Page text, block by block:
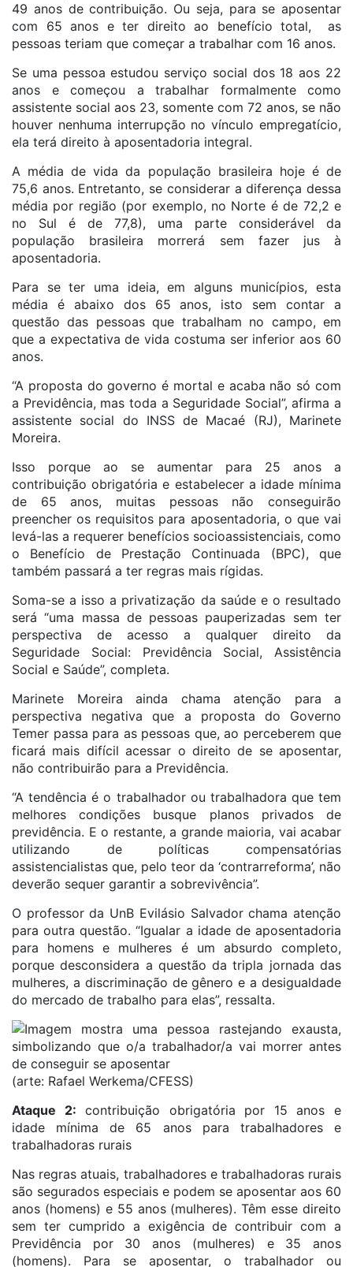
49 anos de contribuição. Ou seja, para se aposentar
com 65 anos e ter direito ao benefício total, as
pessoas teriam que começar a trabalhar com 16 anos.
Se uma pessoa estudou serviço social dos 18 aos 22
anos e começou a trabalhar formalmente como
assistente social aos 23, somente com 72 anos, se não
houver nenhuma interrupção no vínculo empregatício,
ela terá direito à aposentadoria integral.
A média de vida da população brasileira hoje é de
75,6 anos. Entretanto, se considerar a diferença dessa
média por região (por exemplo, no Norte é de 72,2 e
no Sul é de 77,8), uma parte considerável da
população brasileira morrerá sem fazer jus à
aposentadoria.
Para se ter uma ideia, em alguns municípios, esta
média é abaixo dos 65 anos, isto sem contar a
questão das pessoas que trabalham no campo, em
que a expectativa de vida costuma ser inferior aos 60
anos.
“A proposta do governo é mortal e acaba não só com
a Previdência, mas toda a Seguridade Social”, afirma a
assistente social do INSS de Macaé (RJ), Marinete
Moreira.
Isso porque ao se aumentar para 25 anos a
contribuição obrigatória e estabelecer a idade mínima
de 65 anos, muitas pessoas não conseguirão
preencher os requisitos para aposentadoria, o que vai
levá-las a requerer benefícios socioassistenciais, como
o Benefício de Prestação Continuada (BPC), que
também passará a ter regras mais rígidas.
Soma-se a isso a privatização da saúde e o resultado
será “uma massa de pessoas pauperizadas sem ter
perspectiva de acesso a qualquer direito da
Seguridade Social: Previdência Social, Assistência
Social e Saúde”, completa.
Marinete Moreira ainda chama atenção para a
perspectiva negativa que a proposta do Governo
Temer passa para as pessoas que, ao perceberem que
ficará mais difícil acessar o direito de se aposentar,
não contribuirão para a Previdência.
“A tendência é o trabalhador ou trabalhadora que tem
melhores condições busque planos privados de
previdência. E o restante, a grande maioria, vai acabar
utilizando de políticas compensatórias
assistencialistas que, pelo teor da ‘contrarreforma’, não
deverão sequer garantir a sobrevivência”.
O professor da UnB Evilásio Salvador chama atenção
para outra questão. “Igualar a idade de aposentadoria
para homens e mulheres é um absurdo completo,
porque desconsidera a questão da tripla jornada das
mulheres, a discriminação de gênero e a desigualdade
do mercado de trabalho para elas”, ressalta.
(arte: Rafael Werkema/CFESS)
Ataque 2: contribuição obrigatória por 15 anos e
idade mínima de 65 anos para trabalhadores e
trabalhadoras rurais
Nas regras atuais, trabalhadores e trabalhadoras rurais
são segurados especiais e podem se aposentar aos 60
anos (homens) e 55 anos (mulheres). Têm esse direito
sem ter cumprido a exigência de contribuir com a
Previdência por 30 anos (mulheres) e 35 anos
(homens). Para se aposentar, o trabalhador ou